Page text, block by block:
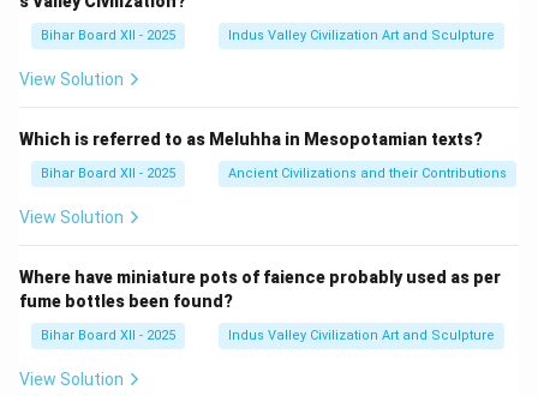
Bihar Board XII - 2025 Indus Valley Civilization Art and Sculpture
View Solution
Which is referred to as Meluhha in Mesopotamian texts?
Bihar Board XII - 2025 Ancient Civilizations and their Contributions
View Solution
Where have miniature pots of faience probably used as per
fume bottles been found?
Bihar Board XII - 2025 Indus Valley Civilization Art and Sculpture
View Solution